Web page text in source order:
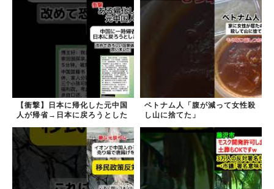
#japan
【衝撃】日本に帰化した元中国
人が帰省→日本に戻ろうとした
ベトナム人「腹が減って女性殺
し山に捨てた」